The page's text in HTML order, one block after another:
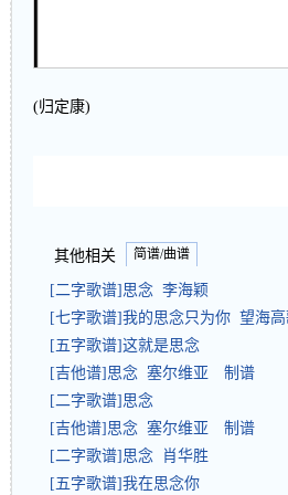
(归定康)
其他相关 简谱/曲谱
[二字歌谱]思念 李海颖
[七字歌谱]我的思念只为你 望海
[五字歌谱]这就是思念
[吉他谱]思念 塞尔维亚 制谱
[二字歌谱]思念
[吉他谱]思念 塞尔维亚 制谱
[二字歌谱]思念 肖华胜
[五字歌谱]我在思念你